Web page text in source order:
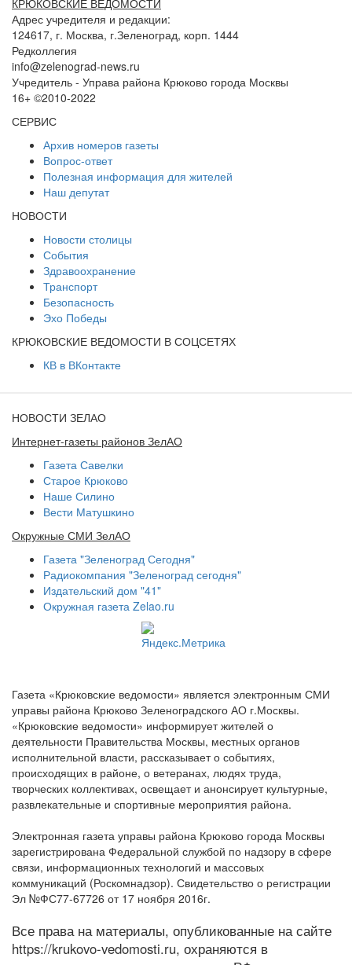
КРЮКОВСКИЕ ВЕДОМОСТИ
Адрес учредителя и редакции:
124617, г. Москва, г.Зеленоград, корп. 1444
Редколлегия
info@zelenograd-news.ru
Учредитель - Управа района Крюково города Москвы
16+ ©2010-2022
СЕРВИС
Архив номеров газеты
Вопрос-ответ
Полезная информация для жителей
Наш депутат
НОВОСТИ
Новости столицы
События
Здравоохранение
Транспорт
Безопасность
Эхо Победы
КРЮКОВСКИЕ ВЕДОМОСТИ В СОЦСЕТЯХ
КВ в ВКонтакте
НОВОСТИ ЗЕЛАО
Интернет-газеты районов ЗелАО
Газета Савелки
Старое Крюково
Наше Силино
Вести Матушкино
Окружные СМИ ЗелАО
Газета "Зеленоград Сегодня"
Радиокомпания "Зеленоград сегодня"
Издательский дом "41"
Окружная газета Zelao.ru
Газета «Крюковские ведомости» является электронным СМИ
управы района Крюково Зеленоградского АО г.Москвы.
«Крюковские ведомости» информирует жителей о
деятельности Правительства Москвы, местных органов
исполнительной власти, рассказывает о событиях,
происходящих в районе, о ветеранах, людях труда,
творческих коллективах, освещает и анонсирует культурные,
развлекательные и спортивные мероприятия района.
Электронная газета управы района Крюково города Москвы
зарегистрирована Федеральной службой по надзору в сфере
связи, информационных технологий и массовых
коммуникаций (Роскомнадзор). Свидетельство о регистрации
Эл №ФС77-67726 от 17 ноября 2016г.
Все права на материалы, опубликованные на сайте
https://krukovo-vedomosti.ru, охраняются в